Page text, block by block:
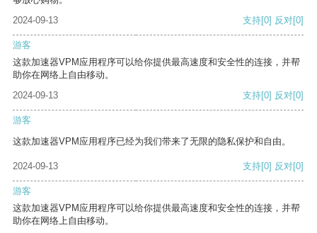
2024-09-13
支持[0] 反对[0]
游客
这款加速器VPM应用程序可以给你提供最高速度和安全性的连接，并帮
助你在网络上自由移动。
2024-09-13
支持[0] 反对[0]
游客
这款加速器VPM应用程序已经为我们带来了无限的隐私保护和自由。
2024-09-13 支持[0] 反对[0]
游客
这款加速器VPM应用程序可以给你提供最高速度和安全性的连接，并帮
助你在网络上自由移动。